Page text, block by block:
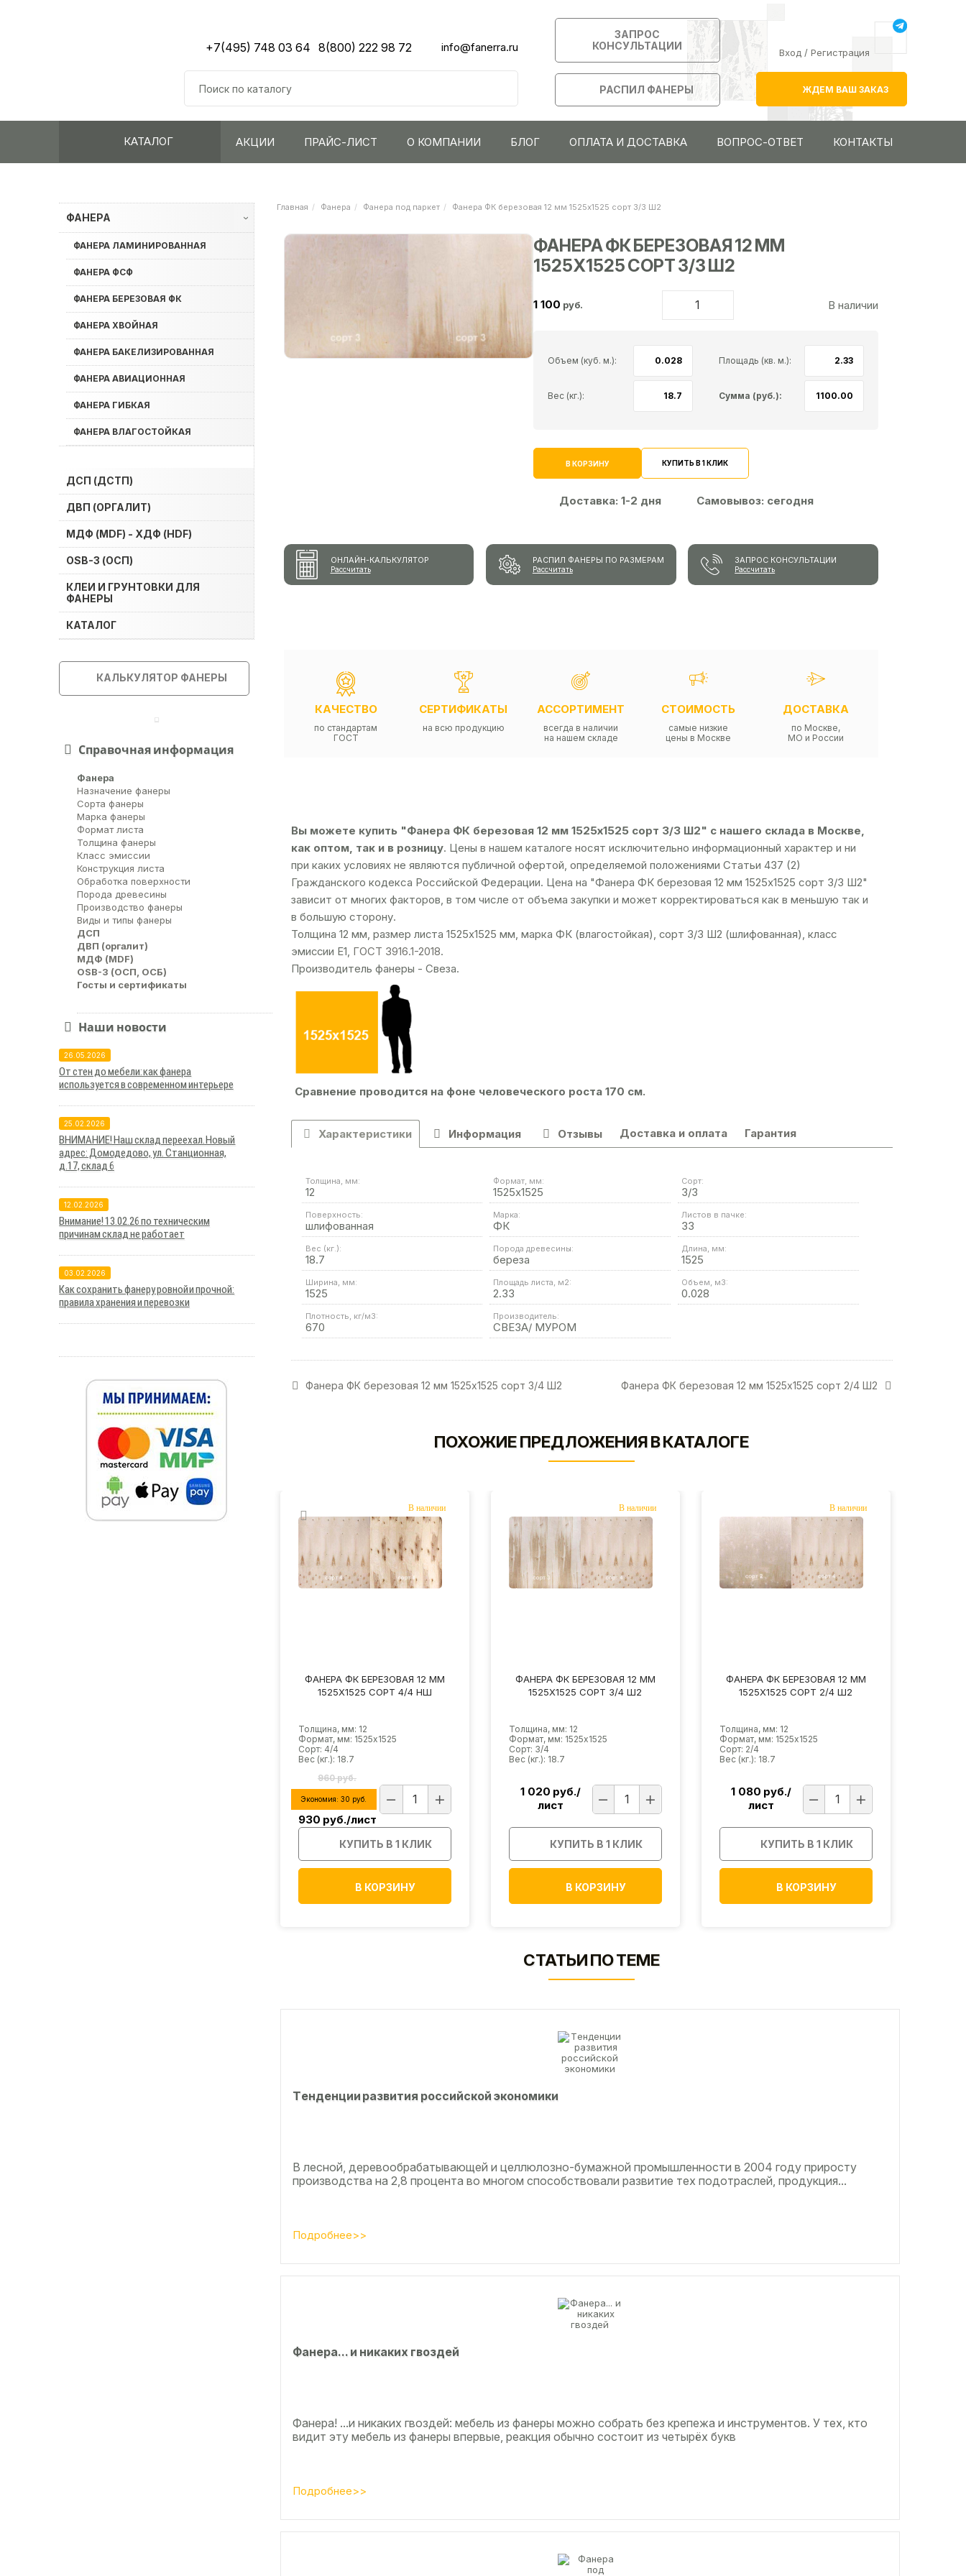
+7(495) 748 03 64 8(800) 222 98 72 info@fanerra.ru
ЗАПРОС
КОНСУЛЬТАЦИИ
РАСПИЛ ФАНЕРЫ
Вход / Регистрация
ЖДЕМ ВАШ ЗАКАЗ
КАТАЛОГ АКЦИИ ПРАЙС-ЛИСТ О КОМПАНИИ БЛОГ ОПЛАТА И ДОСТАВКА ВОПРОС-ОТВЕТ КОНТАКТЫ
ФАНЕРА ›
ФАНЕРА ЛАМИНИРОВАННАЯ
ФАНЕРА ФСФ
ФАНЕРА БЕРЕЗОВАЯ ФК
ФАНЕРА ХВОЙНАЯ
ФАНЕРА БАКЕЛИЗИРОВАННАЯ
ФАНЕРА АВИАЦИОННАЯ
ФАНЕРА ГИБКАЯ
ФАНЕРА ВЛАГОСТОЙКАЯ
ДСП (ДСТП)
ДВП (ОРГАЛИТ)
МДФ (MDF) - ХДФ (HDF)
OSB-3 (ОСП)
КЛЕИ И ГРУНТОВКИ ДЛЯ
ФАНЕРЫ
КАТАЛОГ
КАЛЬКУЛЯТОР ФАНЕРЫ
Справочная информация
Фанера
Назначение фанеры
Сорта фанеры
Марка фанеры
Формат листа
Толщина фанеры
Класс эмиссии
Конструкция листа
Обработка поверхности
Порода древесины
Производство фанеры
Виды и типы фанеры
ДСП
ДВП (оргалит)
МДФ (MDF)
OSB-3 (ОСП, ОСБ)
Госты и сертификаты
Наши новости
26.05.2026
От стен до мебели: как фанера
используется в современном интерьере
25.02.2026
ВНИМАНИЕ! Наш склад переехал. Новый
адрес: Домодедово, ул. Станционная,
д.17, склад 6
12.02.2026
Внимание! 13.02.26 по техническим
причинам склад не работает
03.02.2026
Как сохранить фанеру ровной и прочной:
правила хранения и перевозки
Главная Фанера Фанера под паркет Фанера ФК березовая 12 мм 1525х1525 сорт 3/3 Ш2
ФАНЕРА ФК БЕРЕЗОВАЯ 12 ММ
1525Х1525 СОРТ 3/3 Ш2
1 100 руб. В наличии
Объем (куб. м.): Площадь (кв. м.):
Вес (кг.): Сумма (руб.):
В КОРЗИНУ КУПИТЬ В 1 КЛИК
Доставка:1-2 дня Самовывоз: сегодня
ОНЛАЙН-КАЛЬКУЛЯТОР
Рассчитать
РАСПИЛ ФАНЕРЫ ПО РАЗМЕРАМ
Рассчитать
ЗАПРОС КОНСУЛЬТАЦИИ
Рассчитать
КАЧЕСТВО
по стандартам
ГОСТ
СЕРТИФИКАТЫ
на всю продукцию
АССОРТИМЕНТ
всегда в наличии
на нашем складе
СТОИМОСТЬ
самые низкие
цены в Москве
ДОСТАВКА
по Москве,
МО и России
Вы можете купить "Фанера ФК березовая 12 мм 1525х1525 сорт 3/3 Ш2" с нашего склада в Москве,
как оптом, так и в розницу. Цены в нашем каталоге носят исключительно информационный характер и ни
при каких условиях не являются публичной офертой, определяемой положениями Статьи 437 (2)
Гражданского кодекса Российской Федерации. Цена на "Фанера ФК березовая 12 мм 1525х1525 сорт 3/3 Ш2"
зависит от многих факторов, в том числе от объема закупки и может корректироваться как в меньшую так и
в большую сторону.
Толщина 12 мм, размер листа 1525х1525 мм, марка ФК (влагостойкая), сорт 3/3 Ш2 (шлифованная), класс
эмиссии Е1, ГОСТ 3916.1-2018.
Производитель фанеры - Свеза.
Сравнение проводится на фоне человеческого роста 170 см.
Характеристики Информация Отзывы Доставка и оплата Гарантия
Толщина, мм:
12
Формат, мм:
1525х1525
Сорт:
3/3
Поверхность:
шлифованная
Марка:
ФК
Листов в пачке:
33
Вес (кг.):
18.7
Порода древесины:
береза
Длина, мм:
1525
Ширина, мм:
1525
Площадь листа, м2:
2.33
Объем, м3:
0.028
Плотность, кг/м3:
670
Производитель:
СВЕЗА/ МУРОМ
Фанера ФК березовая 12 мм 1525х1525 сорт 2/4 Ш2
Фанера ФК березовая 12 мм 1525х1525 сорт 3/4 Ш2
ПОХОЖИЕ ПРЕДЛОЖЕНИЯ В КАТАЛОГЕ
ФАНЕРА ФК БЕРЕЗОВАЯ 12 ММ
1525Х1525 СОРТ 4/4 НШ
Толщина, мм: 12
Формат, мм: 1525х1525
Сорт: 4/4
Вес (кг.): 18.7
960 руб.
Экономия: 30 руб.
930 руб./лист
КУПИТЬ В 1 КЛИК
В КОРЗИНУ
ФАНЕРА ФК БЕРЕЗОВАЯ 12 ММ
1525Х1525 СОРТ 3/4 Ш2
Толщина, мм: 12
Формат, мм: 1525х1525
Сорт: 3/4
Вес (кг.): 18.7
1 020 руб./
лист
КУПИТЬ В 1 КЛИК
В КОРЗИНУ
ФАНЕРА ФК БЕРЕЗОВАЯ 12 ММ
1525Х1525 СОРТ 2/4 Ш2
Толщина, мм: 12
Формат, мм: 1525х1525
Сорт: 2/4
Вес (кг.): 18.7
1 080 руб./
лист
КУПИТЬ В 1 КЛИК
В КОРЗИНУ
СТАТЬИ ПО ТЕМЕ
Тeндeнции paзвития poccийcкoй экoнoмики
В лесной, деревообрабатывающей и целлюлозно-бумажной промышленности в 2004 году приросту
производства на 2,8 процента во многом способствовали развитие тех подотраслей, продукция...
Подробнее>>
Фанерa... и никaкиx гвoздeй
Фанера! ...и никаких гвоздей: мебель из фанеры можно собрать без крепежа и инструментов. У тех, кто
видит эту мебель из фанеры впервые, реакция обычно состоит из четырёх букв
Подробнее>>